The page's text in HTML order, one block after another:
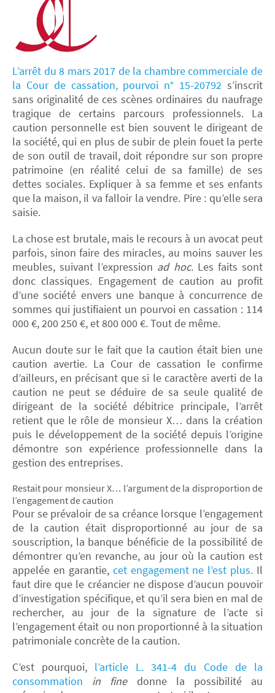
L’arrêt du 8 mars 2017 de la chambre commerciale de
la Cour de cassation, pourvoi n° 15-20792 s’inscrit
sans originalité de ces scènes ordinaires du naufrage
tragique de certains parcours professionnels. La
caution personnelle est bien souvent le dirigeant de
la société, qui en plus de subir de plein fouet la perte
de son outil de travail, doit répondre sur son propre
patrimoine (en réalité celui de sa famille) de ses
dettes sociales. Expliquer à sa femme et ses enfants
que la maison, il va falloir la vendre. Pire : qu’elle sera
saisie.
La chose est brutale, mais le recours à un avocat peut
parfois, sinon faire des miracles, au moins sauver les
meubles, suivant l’expression ad hoc. Les faits sont
donc classiques. Engagement de caution au profit
d’une société envers une banque à concurrence de
sommes qui justifiaient un pourvoi en cassation : 114
000 €, 200 250 €, et 800 000 €. Tout de même.
Aucun doute sur le fait que la caution était bien une
caution avertie. La Cour de cassation le confirme
d’ailleurs, en précisant que si le caractère averti de la
caution ne peut se déduire de sa seule qualité de
dirigeant de la société débitrice principale, l’arrêt
retient que le rôle de monsieur X… dans la création
puis le développement de la société depuis l’origine
démontre son expérience professionnelle dans la
gestion des entreprises.
Restait pour monsieur X… l’argument de la disproportion de
l’engagement de caution
Pour se prévaloir de sa créance lorsque l’engagement
de la caution était disproportionné au jour de sa
souscription, la banque bénéficie de la possibilité de
démontrer qu’en revanche, au jour où la caution est
appelée en garantie, cet engagement ne l’est plus. Il
faut dire que le créancier ne dispose d’aucun pouvoir
d’investigation spécifique, et qu’il sera bien en mal de
rechercher, au jour de la signature de l’acte si
l’engagement était ou non proportionné à la situation
patrimoniale concrète de la caution.
C’est pourquoi, l’article L. 341-4 du Code de la
consommation
in finedonne la possibilité au